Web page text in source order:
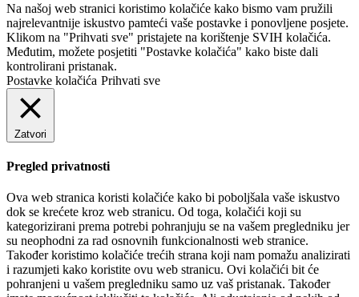
Na našoj web stranici koristimo kolačiće kako bismo vam pružili
najrelevantnije iskustvo pamteći vaše postavke i ponovljene posjete.
Klikom na "Prihvati sve" pristajete na korištenje SVIH kolačića.
Međutim, možete posjetiti "Postavke kolačića" kako biste dali
kontrolirani pristanak.
Postavke kolačića Prihvati sve
Zatvori
Pregled privatnosti
Ova web stranica koristi kolačiće kako bi poboljšala vaše iskustvo
dok se krećete kroz web stranicu. Od toga, kolačići koji su
kategorizirani prema potrebi pohranjuju se na vašem pregledniku jer
su neophodni za rad osnovnih funkcionalnosti web stranice.
Također koristimo kolačiće trećih strana koji nam pomažu analizirati
i razumjeti kako koristite ovu web stranicu. Ovi kolačići bit će
pohranjeni u vašem pregledniku samo uz vaš pristanak. Također